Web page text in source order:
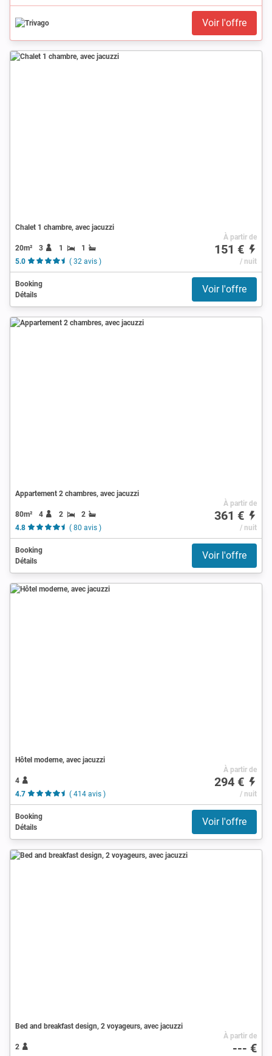
Voir l'offre
Chalet 1 chambre, avec jacuzzi
20m² 3 1
1
5.0
( 32 avis )
À partir de
151 €
/ nuit
Booking
Détails
Voir l'offre
Appartement 2 chambres, avec jacuzzi
80m² 4 2
2
4.8
( 80 avis )
À partir de
361 €
/ nuit
Booking
Détails
Voir l'offre
Hôtel moderne, avec jacuzzi
4
4.7
( 414 avis )
À partir de
294 €
/ nuit
Booking
Détails
Voir l'offre
Bed and breakfast design, 2 voyageurs, avec jacuzzi
2
À partir de
--- €